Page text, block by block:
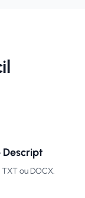
Descript
ou DOCX.